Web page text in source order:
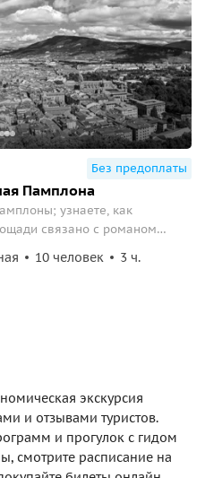
Без предоплаты
Памплона
узнаете, как
связано с романом
10 человек 3 ч.
экскурсия
и отзывами туристов.
и прогулок с гидом
смотрите расписание на